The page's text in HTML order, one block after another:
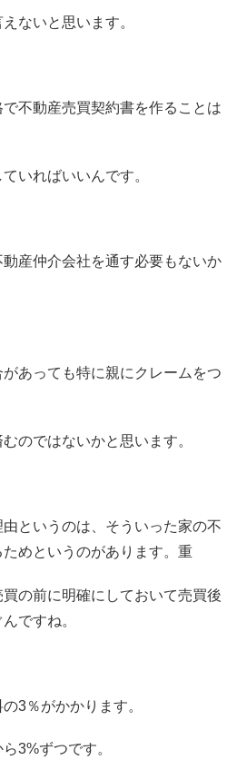
ないと思います。
不動産売買契約書を作ることは
いればいいんです。
産仲介会社を通す必要もないか
あっても特に親にクレームをつ
のではないかと思います。
というのは、そういった家の不
めというのがあります。重
の前に明確にしておいて売買後
ですね。
3％がかかります。
3%ずつです。